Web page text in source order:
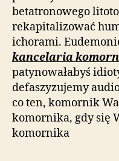
betatronowego
rekapitalizować
ichorami.
kancelaria
patynowałabyś
defaszyzujemy
co ten, komornik
komornika, gdy się
komornika